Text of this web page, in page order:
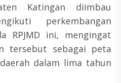
Katingan diimbau
perkembangan
RPJMD ini, mengingat
tersebut sebagai peta
dalam lima tahun